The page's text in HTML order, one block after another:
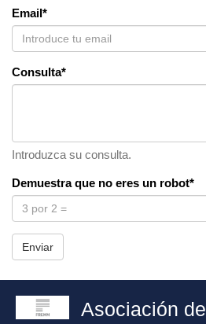
Email*
Consulta*
Introduzca su consulta.
Demuestra que no eres un robot*
Enviar
Asociación de